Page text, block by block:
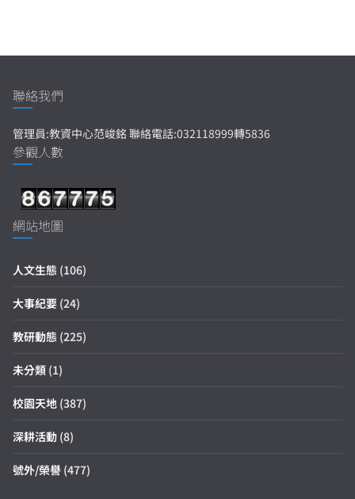
聯絡我們
管理員:教資中心范峻銘 聯絡電話:032118999轉5836
參觀人數
網站地圖
人文生態 (106)
大事紀要 (24)
教研動態 (225)
未分類 (1)
校園天地 (387)
深耕活動 (8)
號外/榮譽 (477)